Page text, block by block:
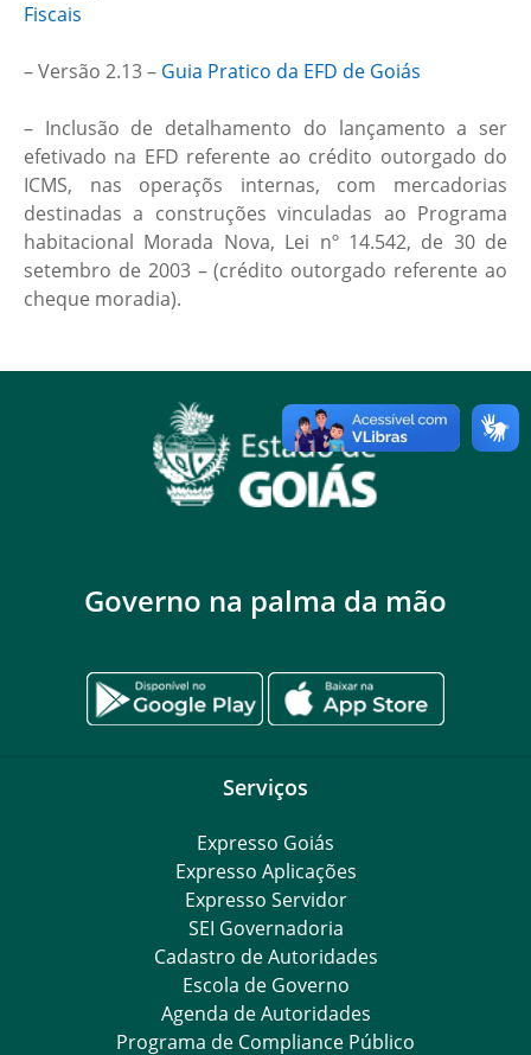
Fiscais
– Versão 2.13 – Guia Pratico da EFD de Goiás
– Inclusão de detalhamento do lançamento a ser
efetivado na EFD referente ao crédito outorgado do
ICMS, nas operaçõs internas, com mercadorias
destinadas a construções vinculadas ao Programa
habitacional Morada Nova, Lei nº 14.542, de 30 de
setembro de 2003 – (crédito outorgado referente ao
cheque moradia).
Governo na palma da mão
Serviços
Expresso Goiás
Expresso Aplicações
Expresso Servidor
SEI Governadoria
Cadastro de Autoridades
Escola de Governo
Agenda de Autoridades
Programa de Compliance Público